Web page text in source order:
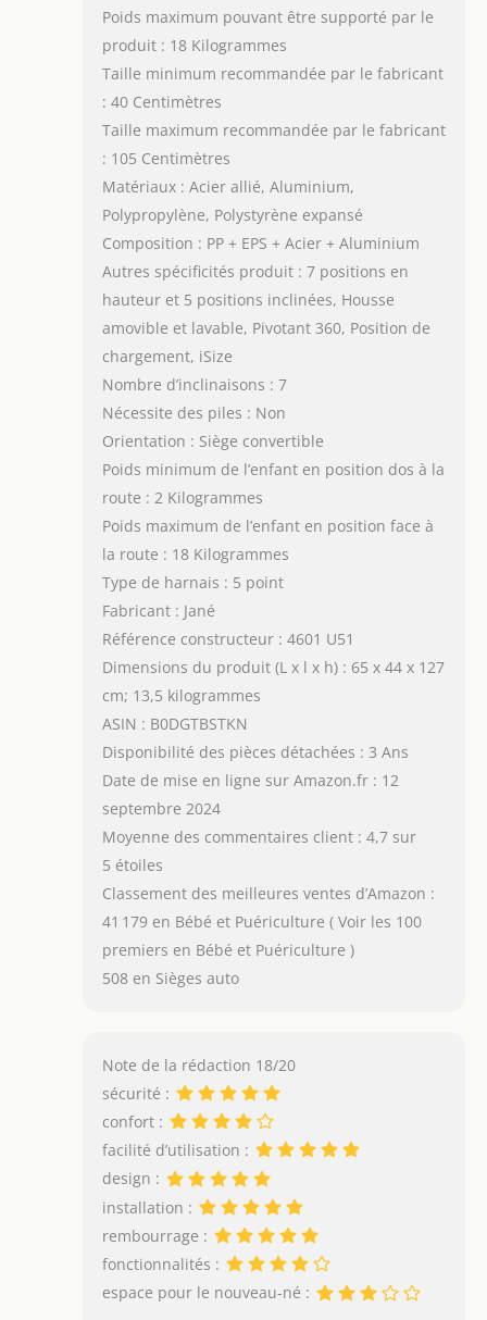
Poids maximum pouvant être supporté par le
produit : 18 Kilogrammes
Taille minimum recommandée par le fabricant
: 40 Centimètres
Taille maximum recommandée par le fabricant
: 105 Centimètres
Matériaux : Acier allié, Aluminium,
Polypropylène, Polystyrène expansé
Composition : PP + EPS + Acier + Aluminium
Autres spécificités produit : 7 positions en
hauteur et 5 positions inclinées, Housse
amovible et lavable, Pivotant 360, Position de
chargement, iSize
Nombre d’inclinaisons : 7
Nécessite des piles : Non
Orientation : Siège convertible
Poids minimum de l’enfant en position dos à la
route : 2 Kilogrammes
Poids maximum de l’enfant en position face à
la route : 18 Kilogrammes
Type de harnais : 5 point
Fabricant : Jané
Référence constructeur : 4601 U51
Dimensions du produit (L x l x h) : 65 x 44 x 127
cm; 13,5 kilogrammes
ASIN : B0DGTBSTKN
Disponibilité des pièces détachées : 3 Ans
Date de mise en ligne sur Amazon.fr : 12
septembre 2024
Moyenne des commentaires client : 4,7 sur
5 étoiles
Classement des meilleures ventes d’Amazon :
41 179 en Bébé et Puériculture ( Voir les 100
premiers en Bébé et Puériculture )
508 en Sièges auto
Note de la rédaction 18/20
sécurité :
confort :
facilité d’utilisation :
design :
installation :
rembourrage :
fonctionnalités :
espace pour le nouveau-né :